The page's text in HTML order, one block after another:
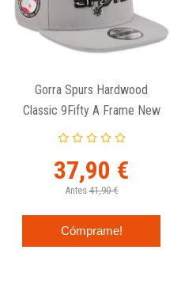
Gorra Spurs Hardwood
Classic 9Fifty A Frame New
Era
37,90 €
Antes 41,90 €
Cómprame!